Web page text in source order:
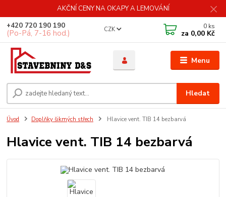
AKČNÍ CENY NA OKAPY A LEMOVÁNÍ
Menu
CZK
Hledat
+420 720 190 190
(Po-Pá, 7-16 hod.)
0 ks
za 0,00 Kč
Úvod Doplňky šikmých střech Hlavice vent. TIB 14 bezbarvá
Hlavice vent. TIB 14 bezbarvá